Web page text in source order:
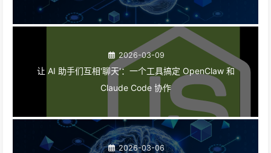
2026-03-09
让 AI 助手们互相'聊天'：一个工具搞定 OpenClaw 和
Claude Code 协作
2026-03-06